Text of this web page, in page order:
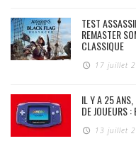
TEST
REMASTER
CLASSIQUE
17 juillet
IL Y A 25 ANS,
DE JOUEURS
13 juillet